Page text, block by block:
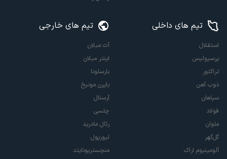
تیم های داخلی
استقلال
پرسپولیس
تراکتور
ذوب آهن
سپاهان
فولاد
ملوان
گل‌گهر
آلومینیوم اراک
تیم های خارجی
آث میلان
اینتر میلان
بارسلونا
بایرن مونیخ
آرسنال
چلسی
رئال مادرید
لیورپول
منچستریونایتد